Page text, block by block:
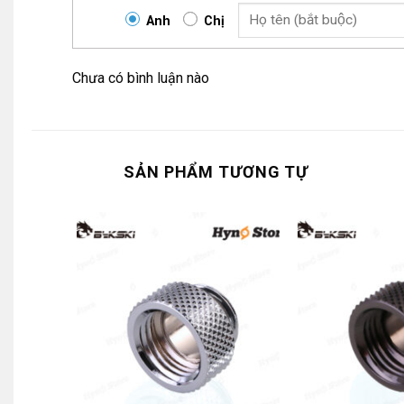
Anh Chị
Chưa có bình luận nào
SẢN PHẨM TƯƠNG TỰ